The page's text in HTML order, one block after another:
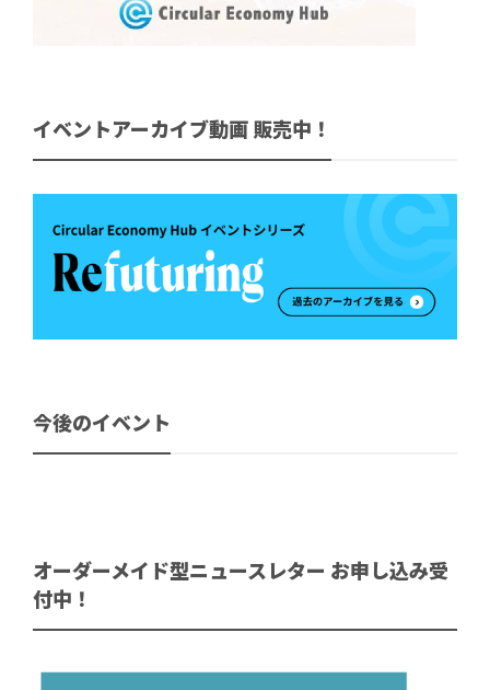
イベントアーカイブ動画 販売中！
今後のイベント
オーダーメイド型ニュースレター お申し込み受
付中！